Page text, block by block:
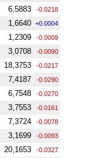
6,5883 -0.0218
1,6640 +0.0004
1,2309 -0.0009
3,0708 -0.0090
18,3753 -0.0217
7,4187 -0.0290
6,7548 -0.0270
3,7553 -0.0161
7,3724 -0.0078
3,1699 -0.0093
20,1653 -0.0327